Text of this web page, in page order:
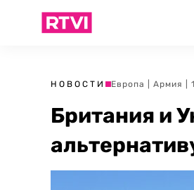
НОВОСТИ Европа Армия
Британия и